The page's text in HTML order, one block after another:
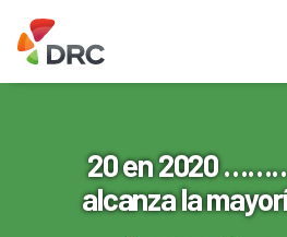
Dispute
Resolution
Corporation
20 en 2020
alcanza la